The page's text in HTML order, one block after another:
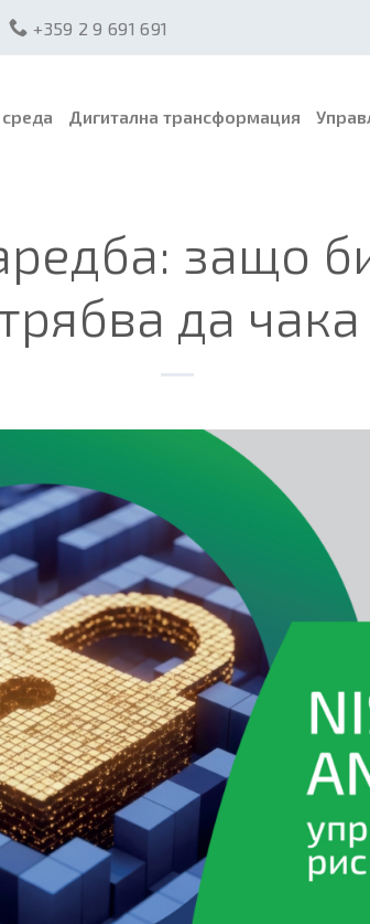
+359 2 9 691 691
Дигитална трансформация
защо
да чака